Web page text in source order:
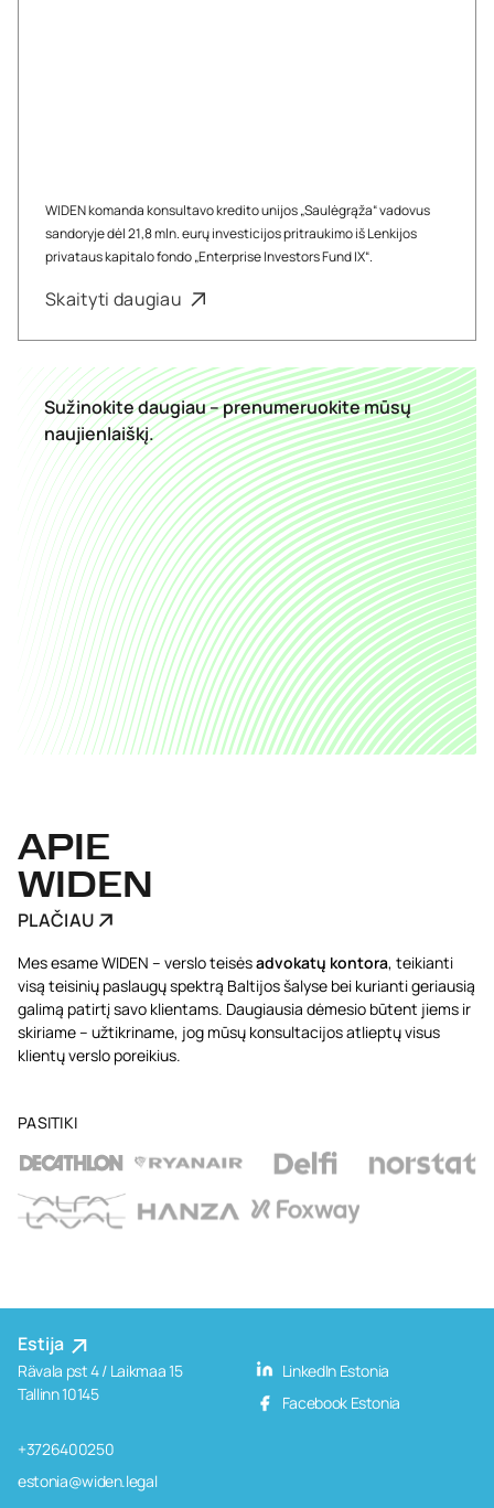
WIDEN komanda konsultavo kredito unijos „Saulėgrąža“ vadovus
sandoryje dėl 21,8 mln. eurų investicijos pritraukimo iš Lenkijos
privataus kapitalo fondo „Enterprise Investors Fund IX“.
Skaityti daugiau
Sužinokite daugiau – prenumeruokite mūsų
naujienlaiškį.
APIE
WIDEN
PLAČIAU
Mes esame WIDEN – verslo teisėsadvokatų kontora, teikianti
visą teisinių paslaugų spektrą Baltijos šalyse bei kurianti geriausią
galimą patirtį savo klientams. Daugiausia dėmesio būtent jiems ir
skiriame – užtikriname, jog mūsų konsultacijos atlieptų visus
klientų verslo poreikius.
PASITIKI
Estija
Rävala pst 4 / Laikmaa 15
Tallinn 10145
+3726400250
estonia@widen.legal
LinkedIn Estonia
Facebook Estonia